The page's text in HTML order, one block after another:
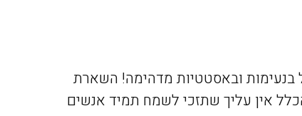
בנעימות ובאסטטיות מדהימה! השארת
אין עליך שתזכי לשמח תמיד אנשים